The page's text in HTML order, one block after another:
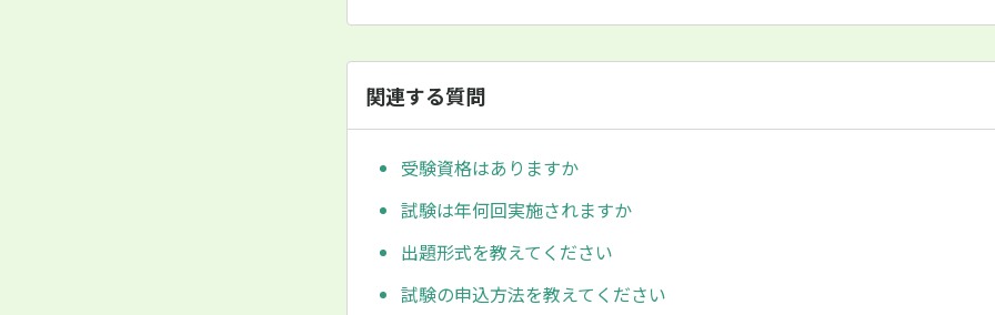
関連する質問
受験資格はありますか
試験は年何回実施されますか
出題形式を教えてください
試験の申込方法を教えてください